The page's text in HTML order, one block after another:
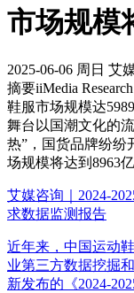
市场规模
2025-06-06 周日 艾
摘要iiMedia
鞋服市场规模达
舞台以国潮文化的
热”，国货品牌纷纷
场规模将达到8963亿
艾媒咨询｜2024-
求数据监测报告
近年来，中国运动
业第三方数据挖掘
新发布的《2024-